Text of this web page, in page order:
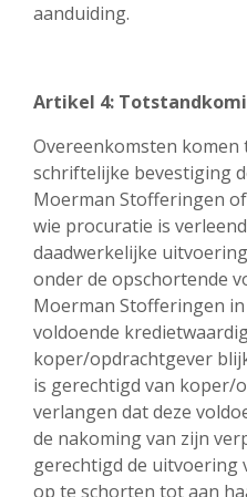
aanduiding.
Artikel 4:
Overeenkomsten
schriftelijke bevestiging
Moerman Stofferingen
wie procuratie is
daadwerkelijke
onder de opschortende
Moerman Stofferingen
voldoende
koper/opdrachtgever
is gerechtigd van koper/
verlangen dat deze
de nakoming van zijn
gerechtigd de uitvoering
op te schorten tot aan